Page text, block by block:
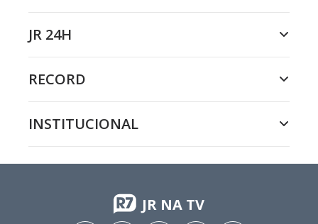
JR 24H
RECORD
INSTITUCIONAL
JR NA TV